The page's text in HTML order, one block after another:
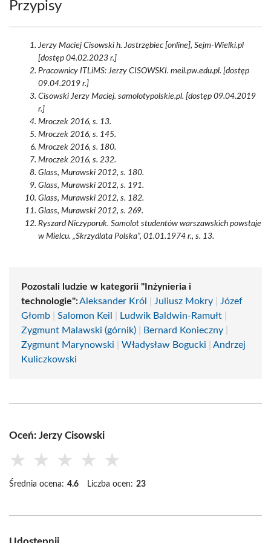
Przypisy
Jerzy Maciej Cisowski h. Jastrzębiec [online], Sejm-Wielki.pl
[dostęp 04.02.2023 r.]
Pracownicy ITLiMS: Jerzy CISOWSKI. meil.pw.edu.pl. [dostęp
09.04.2019 r.]
Cisowski Jerzy Maciej. samolotypolskie.pl. [dostęp 09.04.2019
r.]
Mroczek 2016, s. 13.
Mroczek 2016, s. 145.
Mroczek 2016, s. 180.
Mroczek 2016, s. 232.
Glass, Murawski 2012, s. 180.
Glass, Murawski 2012, s. 191.
Glass, Murawski 2012, s. 182.
Glass, Murawski 2012, s. 269.
Ryszard Niczyporuk. Samolot studentów warszawskich powstaje
w Mielcu. „Skrzydlata Polska”, 01.01.1974 r., s. 13.
Pozostali ludzie w kategorii "Inżynieria i
technologie":Aleksander Król Juliusz Mokry
Józef
Głomb
Salomon Keil Ludwik Baldwin-Ramułt
Zygmunt Malawski (górnik)
Bernard Konieczny
Zygmunt Marynowski
Władysław Bogucki
Andrzej
Kuliczkowski
Oceń: Jerzy Cisowski
★ ★ ★ ★ ★
Średnia ocena: 4.6 Liczba ocen: 23